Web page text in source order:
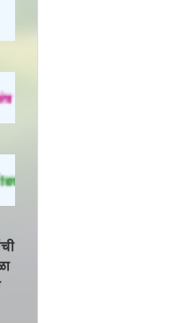
सोडवण्यासाठी येथे क्लिक करा.
प्रश्न पाहण्यासाठी येथे क्लिक